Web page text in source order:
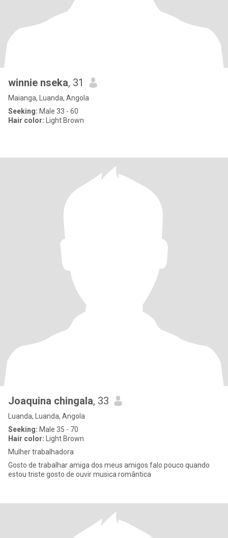
winnie nseka, 31
Maianga, Luanda, Angola
Seeking: Male 33 - 60
Hair color: Light Brown
Joaquina chingala, 33
Luanda, Luanda, Angola
Seeking: Male 35 - 70
Hair color: Light Brown
Mulher trabalhadora
Gosto de trabalhar amiga dos meus amigos falo pouco quando
estou triste gosto de ouvir musica romântica